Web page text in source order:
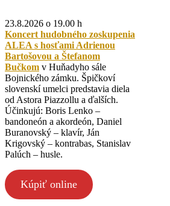
23.8.2026 o 19.00 h
Koncert hudobného zoskupenia
ALEA s hosťami Adrienou
Bartošovou a Štefanom
Bučkom v Huňadyho sále
Bojnického zámku. Špičkoví
slovenskí umelci predstavia diela
od Astora Piazzollu a ďalších.
Účinkujú: Boris Lenko –
bandoneón a akordeón, Daniel
Buranovský – klavír, Ján
Krigovský – kontrabas, Stanislav
Palúch – husle.
Kúpiť online